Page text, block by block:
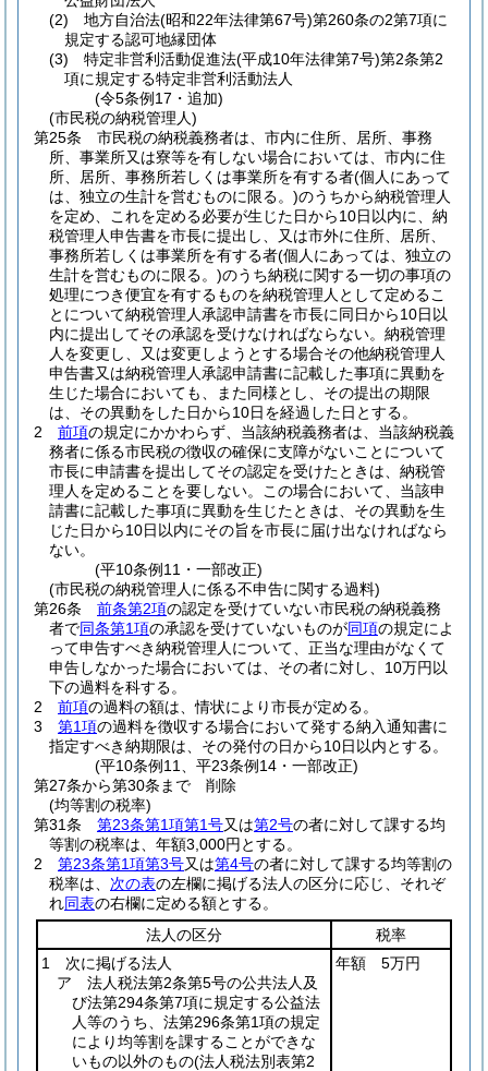
(2)
地方自治法(昭和22年法律第67号)第260条の2第7項に
規定する認可地縁団体
(3)
特定非営利活動促進法(平成10年法律第7号)第2条第2
項に規定する特定非営利活動法人
(令5条例17・追加)
(市民税の納税管理人)
第25条
市民税の納税義務者は、市内に住所、居所、事務
所、事業所又は寮等を有しない場合においては、市内に住
所、居所、事務所若しくは事業所を有する者(個人にあって
は、独立の生計を営むものに限る。)のうちから納税管理人
を定め、これを定める必要が生じた日から10日以内に、納
税管理人申告書を市長に提出し、又は市外に住所、居所、
事務所若しくは事業所を有する者(個人にあっては、独立の
生計を営むものに限る。)のうち納税に関する一切の事項の
処理につき便宜を有するものを納税管理人として定めるこ
とについて納税管理人承認申請書を市長に同日から10日以
内に提出してその承認を受けなければならない。 納税管理
人を変更し、又は変更しようとする場合その他納税管理人
申告書又は納税管理人承認申請書に記載した事項に異動を
生じた場合においても、また同様とし、その提出の期限
は、その異動をした日から10日を経過した日とする。
2
前項の規定にかかわらず、当該納税義務者は、当該納税義
務者に係る市民税の徴収の確保に支障がないことについて
市長に申請書を提出してその認定を受けたときは、納税管
理人を定めることを要しない。
この場合において、当該申
請書に記載した事項に異動を生じたときは、その異動を生
じた日から10日以内にその旨を市長に届け出なければなら
ない。
(平10条例11・一部改正)
(市民税の納税管理人に係る不申告に関する過料)
第26条
前条第2項の認定を受けていない市民税の納税義務
者で同条第1項の承認を受けていないものが同項の規定によ
って申告すべき納税管理人について、正当な理由がなくて
申告しなかった場合においては、その者に対し、10万円以
下の過料を科する。
2
前項の過料の額は、情状により市長が定める。
3
第1項の過料を徴収する場合において発する納入通知書に
指定すべき納期限は、その発付の日から10日以内とする。
(平10条例11、平23条例14・一部改正)
第27条から第30条まで
削除
(均等割の税率)
第31条
第23条第1項第1号又は第2号の者に対して課する均
等割の税率は、年額3,000円とする。
2
第23条第1項第3号又は第4号の者に対して課する均等割の
税率は、 次の表の左欄に掲げる法人の区分に応じ、それぞ
れ同表の右欄に定める額とする。
法人の区分
税率
1 次に掲げる法人
ア 法人税法第2条第5号の公共法人及
び法第294条第7項に規定する公益法
人等のうち、法第296条第1項の規定
により均等割を課することができな
いもの以外のもの(法人税法別表第2
年額 5万円